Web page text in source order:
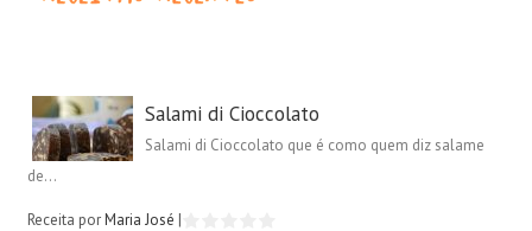
Salami di Cioccolato
Salami di Cioccolato que é como quem diz salame
de...
Receita porMaria José |